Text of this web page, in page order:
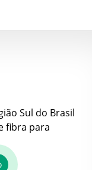
Sul do Brasil
fibra para